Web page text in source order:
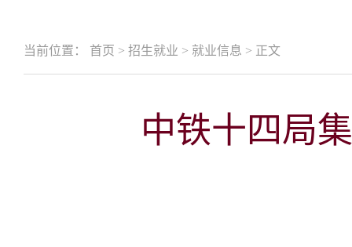
当前位置： 首页 > 招生就业 > 就业信息 > 正文
中铁十四局